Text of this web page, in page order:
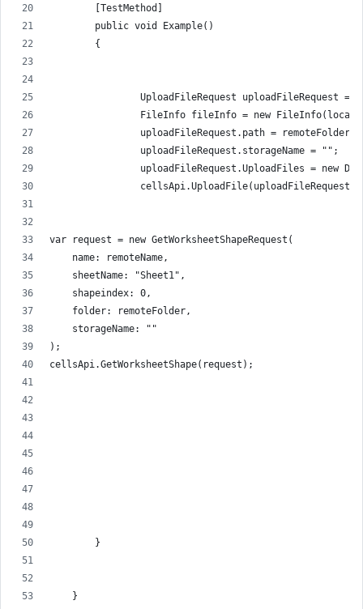
        [TestMethod]
        public void Example()
        {
UploadFileRequest uploadFileRequest =
FileInfo fileInfo = new
uploadFileRequest.path = remoteFolder
                uploadFileRequest.storageName = "";
uploadFileRequest.UploadFiles = new
                cellsApi.UploadFile(uploadFileRequest);
var request = new GetWorksheetShapeRequest(
    name: remoteName,
    sheetName: "Sheet1",
    shapeindex: 0,
    folder: remoteFolder,
    storageName: ""
);
cellsApi.GetWorksheetShape(request);
        }
    }